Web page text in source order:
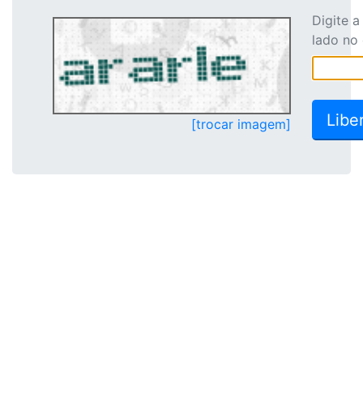
[trocar imagem]
Digite
lado no